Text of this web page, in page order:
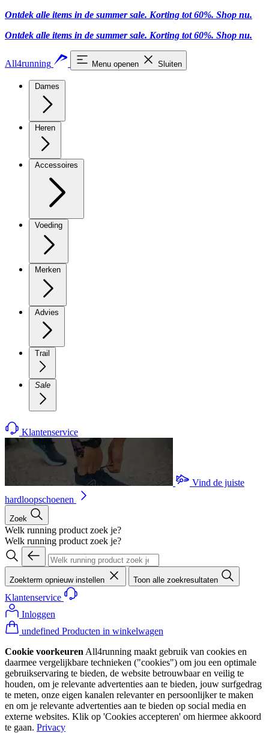
Ontdek alle items in de summer sale. Korting tot 60%. Shop nu.
Ontdek alle items in de summer sale. Korting tot 60%. Shop nu.
All4running Menu openen Sluiten
Dames
Heren
Accessoires
Voeding
Merken
Advies
Trail
Sale
Klantenservice
Vind de juiste
hardloopschoenen
Zoek
Welk running product zoek je?
Welk running product zoek je?
Zoekterm opnieuw instellen Toon alle zoekresultaten
Klantenservice
Inloggen
undefined Producten in winkelwagen
Cookie voorkeuren All4running maakt gebruik van cookies en
daarmee vergelijkbare technieken ("cookies") om jou een optimale
gebruikservaring te bieden, de website betrouwbaar en veilig te
houden, om je relevante advertenties aan te bieden, jouw surfgedrag
te meten, onze eigen kanalen relevanter en persoonlijker te maken
en om je relevante advertenties aan te bieden op social media en
externe websites. Klik op 'Cookies accepteren' om hiermee akkoord
te gaan. Privacy